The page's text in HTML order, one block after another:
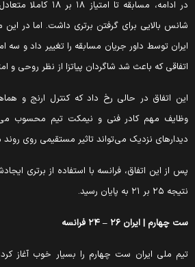
در ادامه، مسابقه تا
بالایی برای گرفتن برتری داشت. اما در این
توسط داور جریان مسابقه را تغییر داد و سه
که باعث شد شاگردان پیاتزا از نظر روحی و
اتفاق در حالی رخ داد که کنترل ارنج و
مهم کادر فنی و نیمکت تیم محسوب
نزدیک می‌تواند تاثیر مستقیمی روی روند
از این اتفاق، فرانسه با استفاده از برتری
۲۵ بر ۲۱ به پایان رسید.
چهارم | ایران ۲۶ – ۲۴ فرانسه
ملی ایران ست چهارم را بسیار خوب آغاز کرد و